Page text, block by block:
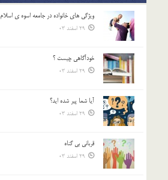
ويژگي هاي خانواده در جامعه اسوه ي اسلام
29 اسفند 03
خودآگاهى چيست ؟
29 اسفند 03
آیا شما پیر شده اید؟
29 اسفند 03
قرباني بي گناه
29 اسفند 03